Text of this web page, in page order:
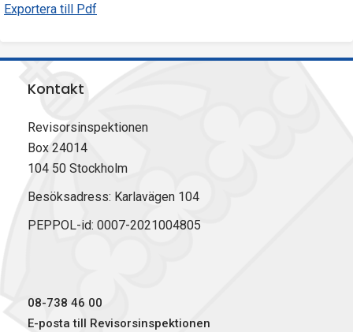
n
e
Exportera till Pdf
Kontakt
Revisorsinspektionen
Box 24014
104 50 Stockholm
Besöksadress: Karlavägen 104
PEPPOL-id: 0007-2021004805
08-738 46 00
E-posta till Revisorsinspektionen